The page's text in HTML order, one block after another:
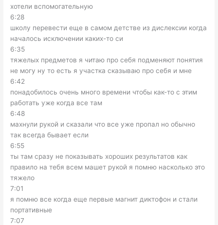
хотели вспомогательную
6:28
школу перевести еще в самом детстве из дислексии когда
началось исключении каких-то си
6:35
тяжелых предметов я читаю про себя подменяют понятия
не могу ну то есть я участка сказываю про себя и мне
6:42
понадобилось очень много времени чтобы как-то с этим
работать уже когда все там
6:48
махнули рукой и сказали что все уже пропал но обычно
так всегда бывает если
6:55
ты там сразу не показывать хороших результатов как
правило на тебя всем машет рукой я помню насколько это
тяжело
7:01
я помню все когда еще первые магнит диктофон и стали
портативные
7:07